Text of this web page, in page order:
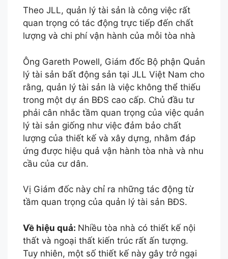
Theo JLL, quản lý tài sản là công việc rất
quan trọng có tác động trực tiếp đến chất
lượng và chi phí vận hành của mỗi tòa nhà
Ông Gareth Powell, Giám đốc Bộ phận Quản
lý tài sản bất động sản tại JLL Việt Nam cho
rằng, quản lý tài sản là việc không thể thiếu
trong một dự án BĐS cao cấp. Chủ đầu tư
phải cân nhắc tầm quan trọng của việc quản
lý tài sản giống như việc đảm bảo chất
lượng của thiết kế và xây dựng, nhằm đáp
ứng được hiệu quả vận hành tòa nhà và nhu
cầu của cư dân.
Vị Giám đốc này chỉ ra những tác động từ
tầm quan trọng của quản lý tài sản BĐS.
Về hiệu quả: Nhiều tòa nhà có thiết kế nội
thất và ngoại thất kiến trúc rất ấn tượng.
Tuy nhiên, một số thiết kế này gây trở ngại